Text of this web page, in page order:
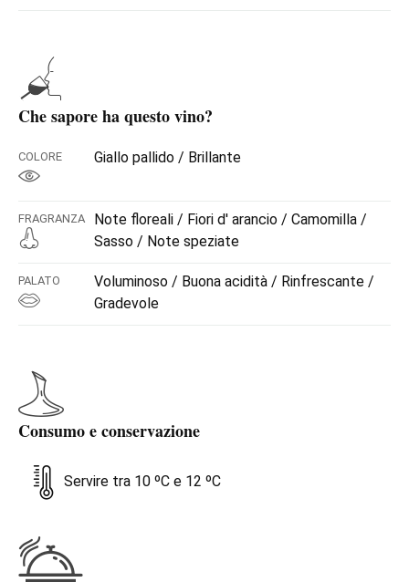
Che sapore ha questo vino?
COLORE Giallo pallido / Brillante
FRAGRANZA
Note floreali / Fiori d' arancio / Camomilla /
Sasso / Note speziate
PALATO
Voluminoso / Buona acidità / Rinfrescante /
Gradevole
Consumo e conservazione
Servire tra 10 ºC e 12 ºC